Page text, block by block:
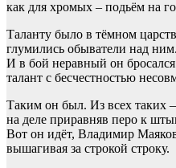
как для хромых – подьём на
Таланту было в тёмном
глумились обыватели над ним.
И в бой неравный он бросался
талант с бесчестностью
Таким он был. Из всех таких
на деле приравняв перо к
Вот он идёт, Владимир
вышагивая за строкой строку.